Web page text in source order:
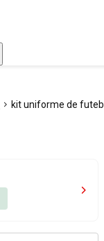
kit uniforme de